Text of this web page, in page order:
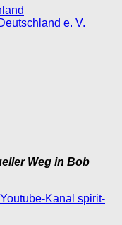
e. V.
Weg in Bob
Youtube-Kanal spirit-